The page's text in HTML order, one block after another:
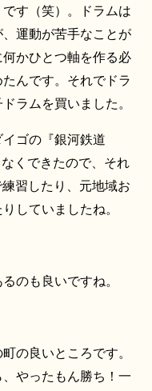
す（笑）。ドラムは
運動が苦手なことが
かひとつ軸を作る必
んです。それでドラ
ラムを買いました。
ゴの『銀河鉄道
くできたので、それ
習したり、元地域お
していましたね。
のも良いですね。
の良いところです。
やったもん勝ち！一